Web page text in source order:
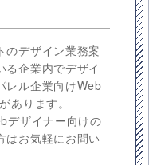
のデザイン業務案
る企業内でデザイ
レル企業向けWeb
あります。
デザイナー向けの
はお気軽にお問い